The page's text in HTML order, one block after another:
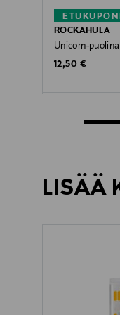
ROCKAHULA
Unicorn-
Original Price
12,50 €
LISÄÄ